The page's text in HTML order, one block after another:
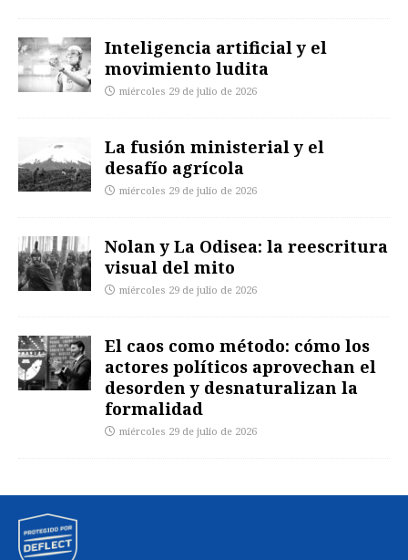
Inteligencia artificial y el
movimiento ludita
miércoles 29 de julio de 2026
La fusión ministerial y el
desafío agrícola
miércoles 29 de julio de 2026
Nolan y La Odisea: la reescritura
visual del mito
miércoles 29 de julio de 2026
El caos como método: cómo los
actores políticos aprovechan el
desorden y desnaturalizan la
formalidad
miércoles 29 de julio de 2026